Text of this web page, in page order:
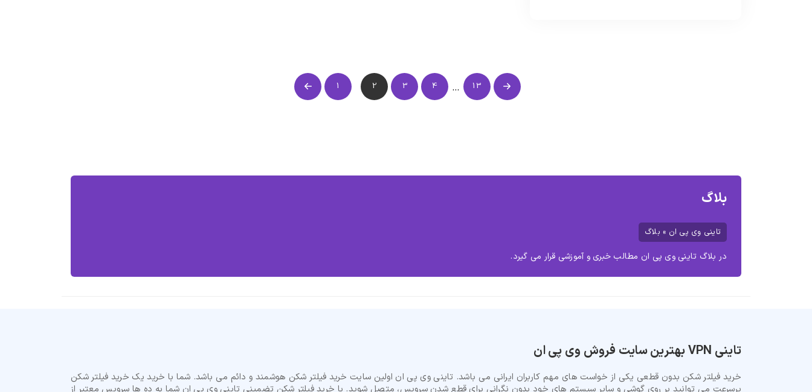
1 2 3 4 … 13
بلاگ
تاینی وی پی ان » بلاگ
در بلاگ تاینی وی پی ان مطالب خبری و آموزشی قرار می گیرد.
تاینی VPN بهترین سایت فروش وی پی ان
خرید فیلتر شکن بدون قطعی یکی از خواست های مهم کاربران ایرانی می باشد. تاینی وی پی ان اولین سایت خرید فیلتر شکن هوشمند و دائم می باشد. شما با خرید یک خرید فیلتر شکن
پرسرعت می توانید بر روی گوشی و سایر سیستم های خود بدون نگرانی برای قطع شدن سرویس، متصل شوید. با خرید فیلتر شکن تضمینی تاینی وی پی ان شما به ده ها سرویس معتبر از